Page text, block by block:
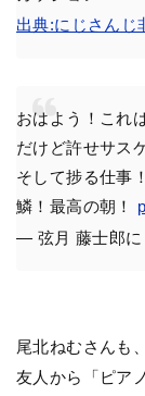
出典:にじさんじ
おはよう！これ
だけど許せサス
そして捗る仕事
鱗！最高の朝！
— 弦月 藤士郎に
尾北ねむさんも、
友人から「ピア